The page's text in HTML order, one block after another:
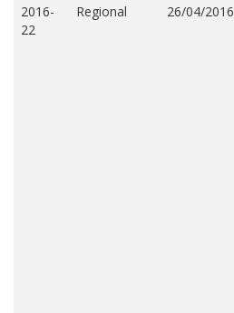
2016-
22
Regional 26/04/2016